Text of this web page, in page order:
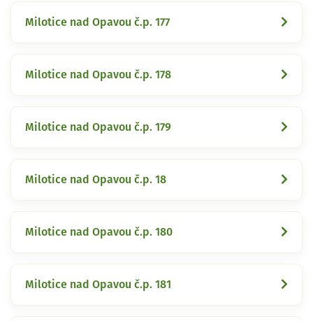
Milotice nad Opavou č.p. 177
Milotice nad Opavou č.p. 178
Milotice nad Opavou č.p. 179
Milotice nad Opavou č.p. 18
Milotice nad Opavou č.p. 180
Milotice nad Opavou č.p. 181